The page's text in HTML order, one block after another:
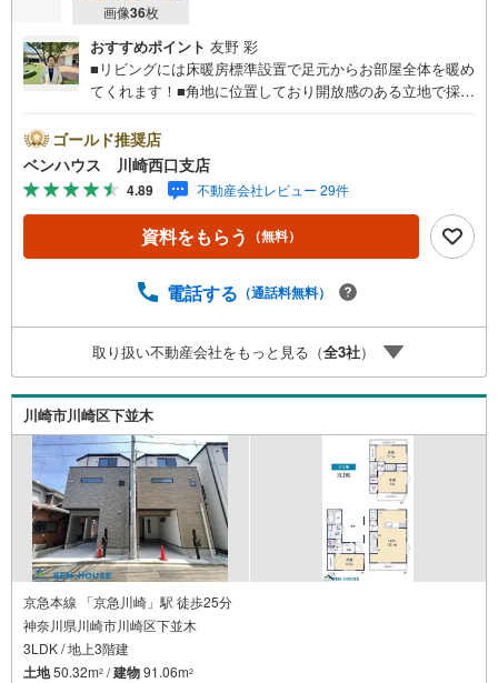
画像36枚
おすすめポイント 友野 彩
■リビングには床暖房標準設置で足元からお部屋全体を暖め
てくれます！■角地に位置しており開放感のある立地で採光
充実の仕様・設備搭載■ご見学をご希望のお客様、平日・休
日問わず ご対応させていただきます。■また、オンライン
案内・相談などにも対応しております。 どうぞ お気軽
にご連絡下さい。その他にも・・・●「この物件以外にも何
件か一緒に物件を見てみたい」●「私はローンいくら借りら
れるのだろう？」●「買替えなので、自宅がいくらで売却で
な？」●「頭金は、どれくらいないと買えないの？」●「自
入はわからないことばかり・・・。ご安心ください!!お力に
なれる事がございましたら、誠心誠意 お手伝いをさせてい
ただきます。【ベンハウス】にお任せ下さい！
ゴールド推奨店
ベンハウス 川崎西口支店
4.89 不動産会社レビュー 29件
資料をもらう （無料）
電話する （通話料無料）
取り扱い不動産会社をもっと見る（全3社）
川崎市川崎区下並木
京急本線 「京急川崎」駅 徒歩25分
神奈川県川崎市川崎区下並木
3LDK / 地上3階建
土地50.32m2 /建物91.06m2